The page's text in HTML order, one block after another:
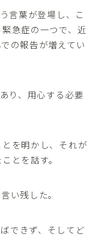
言葉が登場し、こ
急症の一つで、近
の報告が増えてい
り、用心する必要
を明かし、それが
とを話す。
い残した。
できず、そしてど